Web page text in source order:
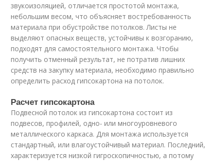
звукоизоляцией, отличается простотой монтажа,
небольшим весом, что объясняет востребованность
материала при обустройстве потолков. Листы не
выделяют опасных веществ, устойчивы к возгоранию,
подходят для самостоятельного монтажа. Чтобы
получить отменный результат, не потратив лишних
средств на закупку материала, необходимо правильно
определить расход гипсокартона на потолок.
Расчет гипсокартона
Подвесной потолок из гипсокартона состоит из
подвесов, профилей, одно- или многоуровневого
металлического каркаса. Для монтажа используется
стандартный, или влагоустойчивый материал. Последний,
характеризуется низкой гигроскопичностью, а потому